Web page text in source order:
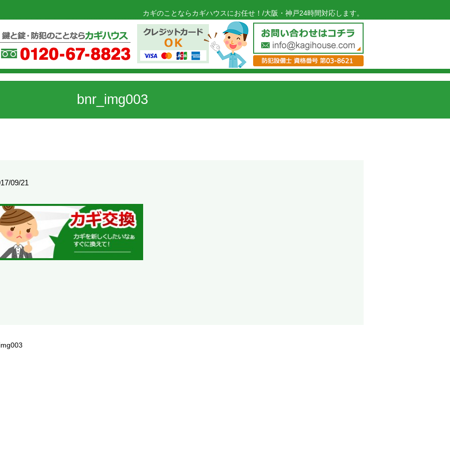
カギのことならカギハウスにお任せ！/大阪・神戸24時間対応します。
bnr_img003
09/21